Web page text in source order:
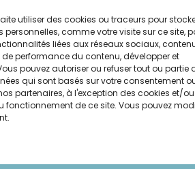
utiliser des cookies ou traceurs pour
comme votre visite sur ce site,
liées aux réseaux sociaux,
performance du contenu, développer et
pouvez autoriser ou refuser tout ou partie
qui sont basés sur votre consentement
partenaires, à l'exception des cookies et/ou
fonctionnement de ce site. Vous pouvez